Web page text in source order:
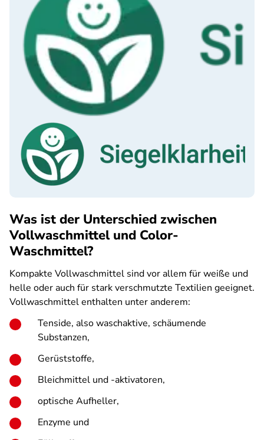
Was ist der Unterschied zwischen
Vollwaschmittel und Color-
Waschmittel?
Kompakte Vollwaschmittel sind vor allem für weiße und
helle oder auch für stark verschmutzte Textilien geeignet.
Vollwaschmittel enthalten unter anderem:
Tenside, also waschaktive, schäumende
Substanzen,
Gerüststoffe,
Bleichmittel und -aktivatoren,
optische Aufheller,
Enzyme und